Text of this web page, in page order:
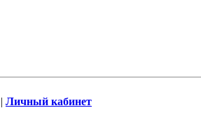
| Личный кабинет